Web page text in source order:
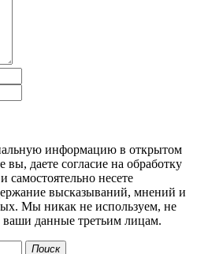
информацию в открытом
вы, даете согласие на обработку
несете
высказываний, мнений и
Мы никак не используем, не
ваши данные третьим лицам.
Поиск